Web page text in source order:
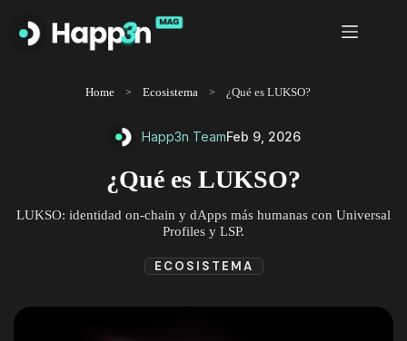
contenido
Home Ecosistema ¿Qué es LUKSO?
Happ3n TeamFeb 9, 2026
¿Qué es LUKSO?
LUKSO: identidad on-chain y dApps más humanas con Universal
Profiles y LSP.
ECOSISTEMA